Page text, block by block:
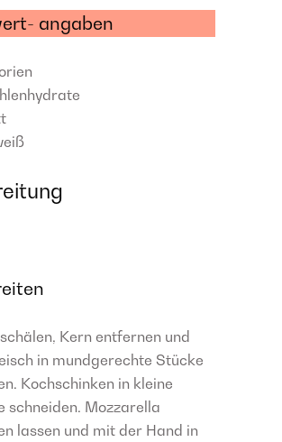
angaben
Kern entfernen und
in mundgerechte Stücke
Kochschinken in kleine
schneiden. Mozzarella
lassen und mit der Hand in